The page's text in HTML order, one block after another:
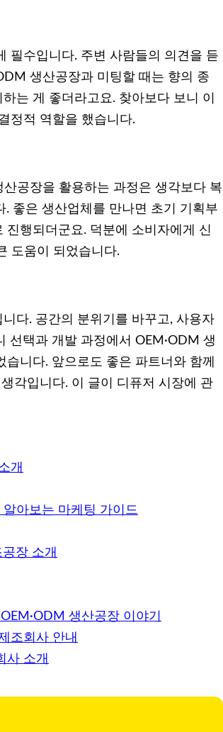
필수입니다. 주변 사람들의 의견을 듣
생산공장과 미팅할 때는 향의 종
는 게 좋더라고요. 찾아보다 보니 이
정적 역할을 했습니다.
공장을 활용하는 과정은 생각보다 복
좋은 생산업체를 만나면 초기 기획부
행되더군요. 덕분에 소비자에게 신
도움이 되었습니다.
다. 공간의 분위기를 바꾸고, 사용자
선택과 개발 과정에서 OEM·ODM 생
니다. 앞으로도 좋은 파트너와 함께
각입니다. 이 글이 디퓨저 시장에 관
개
아보는 마케팅 가이드
장 소개
생산공장 이야기
조회사 안내
사 소개